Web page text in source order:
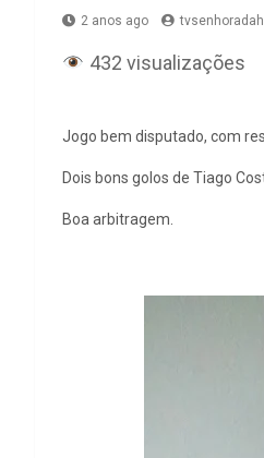
2 anos ago
432 visualizações
Jogo bem disputado, com
Dois bons golos de Tiago
Boa arbitragem.